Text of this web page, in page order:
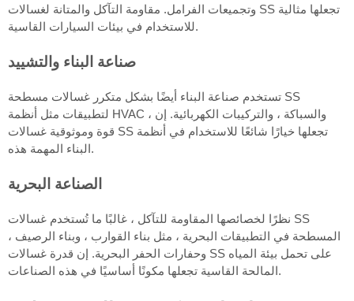
وتجميعات الفرامل. مقاومة التآكل والمتانة لغسالات SS تجعلها مثالية
للاستخدام في بيئات السيارات القاسية.
صناعة البناء والتشييد
تستخدم صناعة البناء أيضًا بشكل متكرر غسالات مسطحة SS
لتطبيقات مثل أنظمة HVAC ، والسباكة ، والتركيبات الكهربائية. إن
قوة وموثوقية غسالات SS تجعلها خيارًا شائعًا للاستخدام في أنظمة
البناء المهمة هذه.
الصناعة البحرية
نظرًا لخصائصها المقاومة للتآكل ، غالبًا ما تُستخدم غسالات SS
المسطحة في التطبيقات البحرية ، مثل بناء القوارب ، وبناء الرصيف ،
وحفارات الحفر البحرية. إن قدرة غسالات SS على تحمل بيئة المياه
المالحة القاسية تجعلها مكونًا أساسيًا في هذه الصناعات.